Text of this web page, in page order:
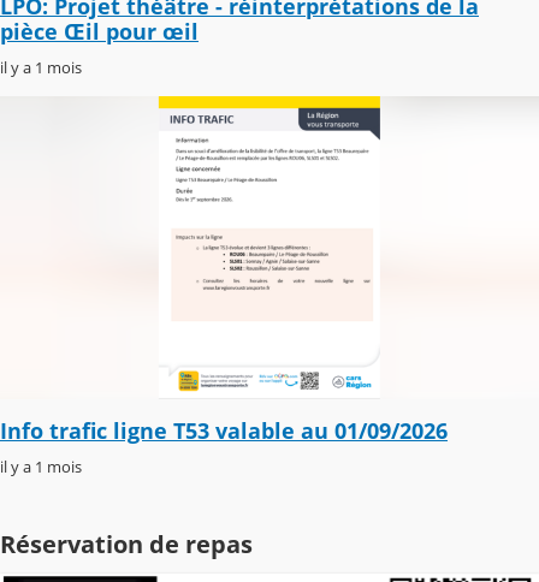
LPO: Projet théâtre - réinterprétations de la
pièce Œil pour œil
il y a 1 mois
Info trafic ligne T53 valable au 01/09/2026
il y a 1 mois
Réservation de repas